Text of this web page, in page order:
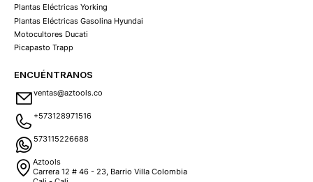
Plantas Eléctricas Yorking
Plantas Eléctricas Gasolina Hyundai
Motocultores Ducati
Picapasto Trapp
ENCUÉNTRANOS
ventas@aztools.co
+573128971516
573115226688
Aztools
Carrera 12 # 46 - 23, Barrio Villa Colombia